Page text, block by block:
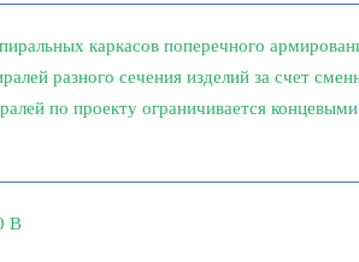
каркасов поперечного
разного сечения изделий за счет
по проекту ограничивается
В